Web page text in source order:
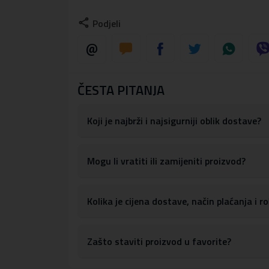
Maskica je kompatibilna s MagSafe
integrirane u maskicu omogućuju brzo i
Integrirani magneti su snažni i precizno
pristupanje gumbima za kontrolu
S obzirom na materijale, maskicu je lako
Materijal:tvrda plastika, TPU silikon
Podjeli
ČESTA PITANJA
Koji je najbrži i najsigurniji oblik dostave?
Mogu li vratiti ili zamijeniti proizvod?
Kolika je cijena dostave, način plaćanja i
Zašto staviti proizvod u favorite?